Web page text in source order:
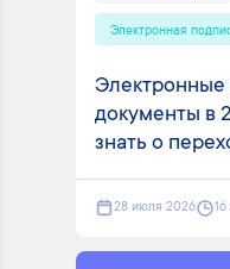
Электронная
документы в
знать о
28 июля 2026